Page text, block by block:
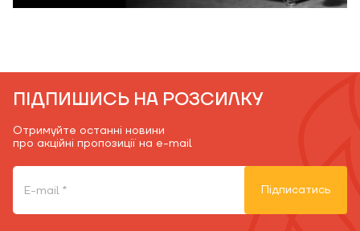
ПІДПИШИСЬ НА РОЗСИЛКУ
Отримуйте останні новини
про акційні пропозиції на e-mail
Підписатись